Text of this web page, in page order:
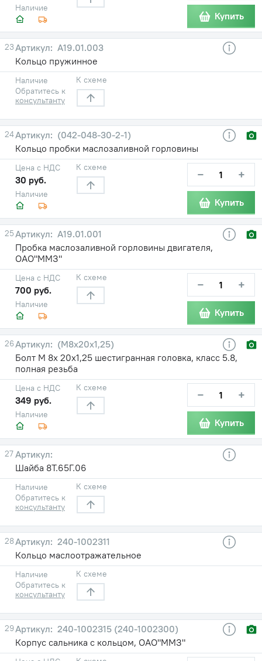
Наличие
Купить
23
А19.01.003
Кольцо пружинное
Наличие
Обратитесь к
консультанту
К схеме
24
(042-048-30-2-1)
Кольцо пробки маслозаливной горловины
Наличие
Цена с НДС
30 руб.
К схеме − +
Купить
25
А19.01.001
Пробка маслозаливной горловины двигателя,
ОАО"ММЗ"
Наличие
Цена с НДС
700 руб.
К схеме − +
Купить
26
(М8х20х1,25)
Болт М 8х 20х1,25 шестигранная головка, класс 5.8,
полная резьба
Наличие
Цена с НДС
349 руб.
К схеме − +
Купить
27
Шайба 8Т.65Г.06
Наличие
Обратитесь к
консультанту
К схеме
28
240-1002311
Кольцо маслоотражательное
Наличие
Обратитесь к
консультанту
К схеме
29
240-1002315 (240-1002300)
Корпус сальника с кольцом, ОАО"ММЗ"